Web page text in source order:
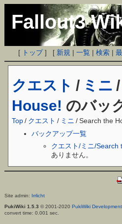
Fallout3
[ トップ] [ 新規 |一覧 |検索 |
クエスト / ミニ /
House! のバッ
Top / クエスト / ミニ / Search the
バックアップ一覧
クエスト/ミニ/Search
ありません。
Site admin: Irrlicht
PukiWiki 1.5.3 © 2001-2020 PukiWiki
convert time: 0.001 sec.